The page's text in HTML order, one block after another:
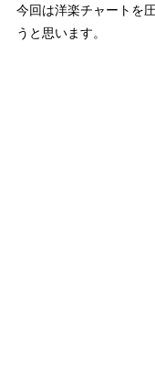
今回は洋楽チャートを
うと思います。